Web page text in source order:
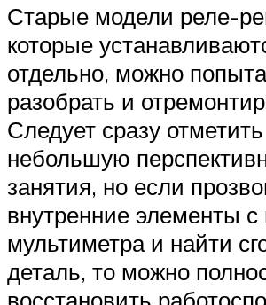
Старые модели реле-
которые
отдельно, можно
разобрать и
Следует сразу отметить
небольшую
занятия, но если
внутренние элементы
мультиметра и найти
деталь, то можно